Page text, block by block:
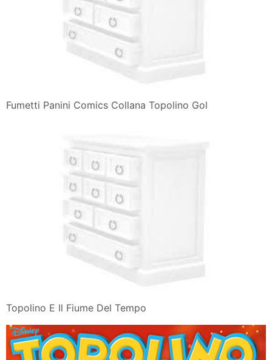
Fumetti Panini Comics Collana Topolino Gol
Topolino E Il Fiume Del Tempo